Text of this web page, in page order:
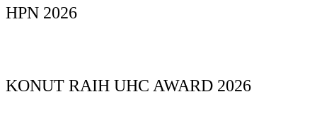
HPN 2026
KONUT RAIH UHC AWARD 2026